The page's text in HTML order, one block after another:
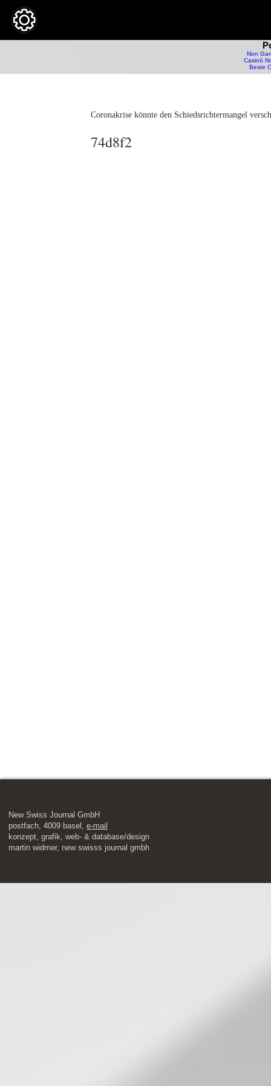
Coronakrise könnte den Schiedsrichtermangel
74d8f2
Non
Casinò
Beste
New Swiss Journal GmbH
postfach, 4009 basel, e-mail
​konzept, grafik, web- & database/design
martin widmer, new swisss journal gmbh